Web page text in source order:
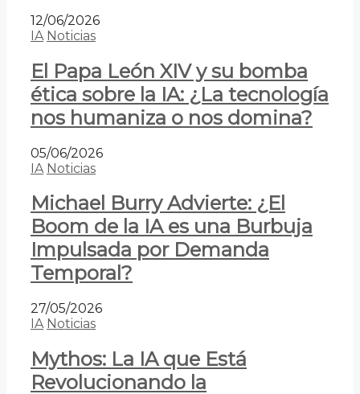
12/06/2026
IA Noticias
El Papa León XIV y su bomba
ética sobre la IA: ¿La tecnología
nos humaniza o nos domina?
05/06/2026
IA Noticias
Michael Burry Advierte: ¿El
Boom de la IA es una Burbuja
Impulsada por Demanda
Temporal?
27/05/2026
IA Noticias
Mythos: La IA que Está
Revolucionando la